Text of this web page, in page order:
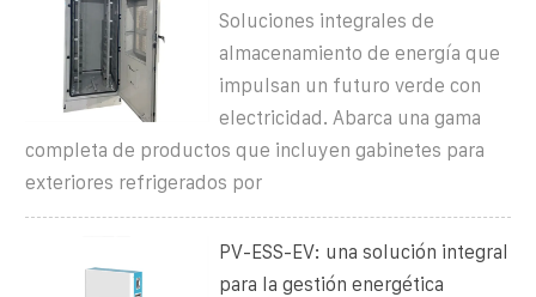
Soluciones integrales de
almacenamiento de energía que
impulsan un futuro verde con
electricidad. Abarca una gama
completa de productos que incluyen gabinetes para
exteriores refrigerados por
PV-ESS-EV: una solución integral
para la gestión energética